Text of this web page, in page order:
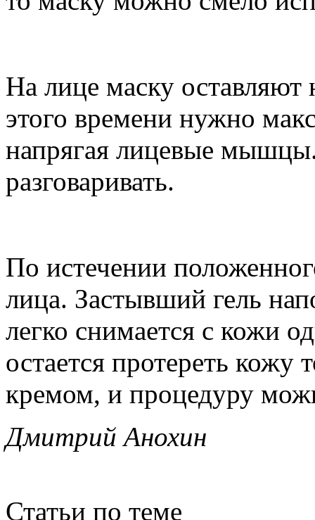
На лице маску
этого времени нужно
напрягая лицевые
разговаривать.
По истечении
лица. Застывший гель
легко снимается с кожи
остается протереть
кремом, и процедуру
Дмитрий Анохин
Статьи по теме